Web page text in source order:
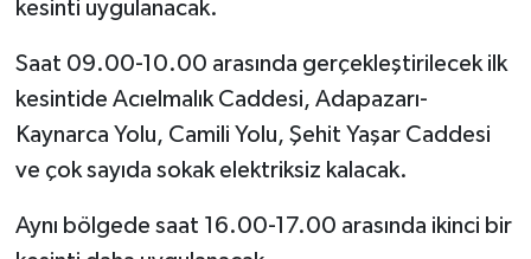
kesinti uygulanacak.
Saat 09.00-10.00 arasında gerçekleştirilecek ilk
kesintide Acıelmalık Caddesi, Adapazarı-
Kaynarca Yolu, Camili Yolu, Şehit Yaşar Caddesi
ve çok sayıda sokak elektriksiz kalacak.
Aynı bölgede saat 16.00-17.00 arasında ikinci bir